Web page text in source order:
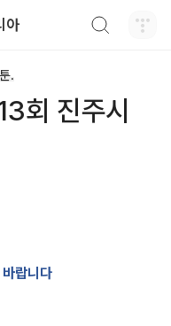
아
.
회 진주시
랍니다